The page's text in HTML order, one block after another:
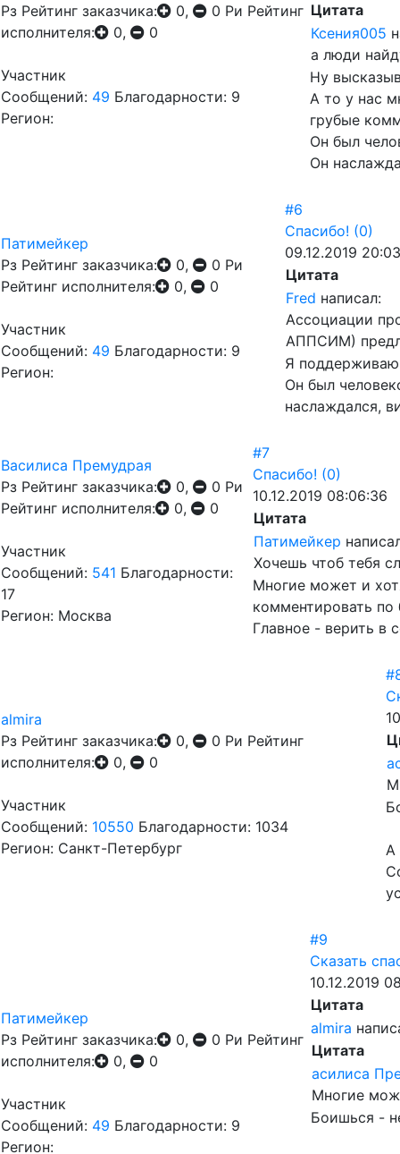
Рз Рейтинг заказчика: 0, 0 Ри Рейтинг
исполнителя:
0, 0
Участник
Сообщений: 49 Благодарности: 9
Регион:
Цитата
Ксения005
а люди
Ну
А то у нас
грубые
Он был
Он
Патимейкер
Рз Рейтинг заказчика: 0, 0 Ри
Рейтинг исполнителя:
0, 0
Участник
Сообщений: 49 Благодарности: 9
Регион:
#6
Спасибо! (0)
09.12.2019
Цитата
Fred написал:
Ассоциации
АППСИМ)
Я поддерживаю
Он был
наслаждался,
Василиса Премудрая
Рз Рейтинг заказчика: 0, 0 Ри
Рейтинг исполнителя:
0, 0
Участник
Сообщений: 541 Благодарности:
17
Регион: Москва
#7
Спасибо! (0)
10.12.2019 08:06:36
Цитата
Патимейкер
Хочешь чтоб тебя
Многие может и
комментировать
Главное - верить в
almira
Рз Рейтинг заказчика: 0, 0 Ри Рейтинг
исполнителя:
0, 0
Участник
Сообщений: 10550 Благодарности: 1034
Регион: Санкт-Петербург
А
Патимейкер
Рз Рейтинг заказчика: 0, 0 Ри Рейтинг
исполнителя:
0, 0
Участник
Сообщений: 49 Благодарности: 9
Регион:
#9
Сказать
10.12.2019
Цитата
almira
Цитата
асилиса
Многие
Боишься -